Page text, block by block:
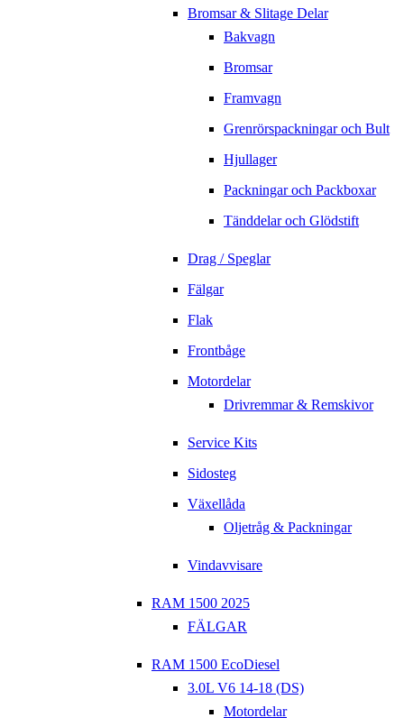
Bromsar & Slitage Delar
Bakvagn
Bromsar
Framvagn
Grenrörspackningar och Bult
Hjullager
Packningar och Packboxar
Tänddelar och Glödstift
Drag / Speglar
Fälgar
Flak
Frontbåge
Motordelar
Drivremmar & Remskivor
Service Kits
Sidosteg
Växellåda
Oljetråg & Packningar
Vindavvisare
RAM 1500 2025
FÄLGAR
RAM 1500 EcoDiesel
3.0L V6 14-18 (DS)
Motordelar